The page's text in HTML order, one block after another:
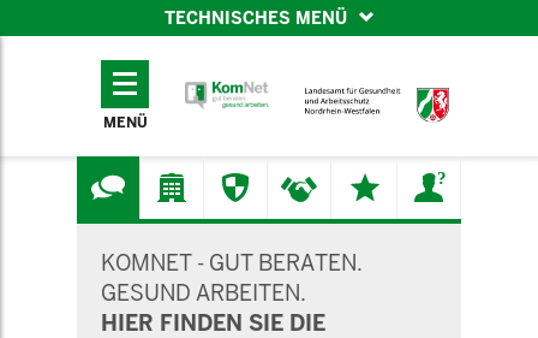
TECHNISCHES MENÜ
TECHNISCHES
MENÜ
KOMNET - GUT BERATEN.
GESUND ARBEITEN.
HIER FINDEN SIE DIE